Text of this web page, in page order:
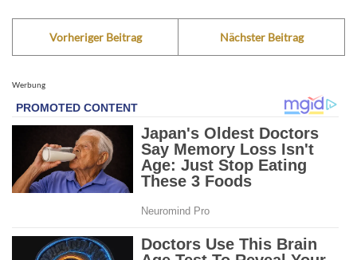
Vorheriger Beitrag Nächster Beitrag
Werbung